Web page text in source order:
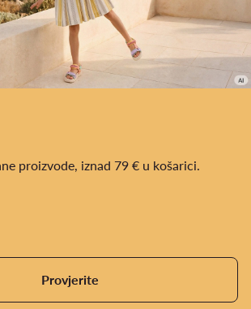
proizvode, iznad 79 € u košarici.
Provjerite